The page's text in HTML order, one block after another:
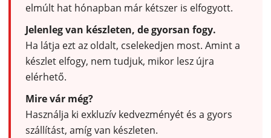
elmúlt hat hónapban már kétszer is elfogyott.
Jelenleg van készleten, de gyorsan fogy.
Ha látja ezt az oldalt, cselekedjen most. Amint a
készlet elfogy, nem tudjuk, mikor lesz újra
elérhető.
Mire vár még?
Használja ki exkluzív kedvezményét és a gyors
szállítást, amíg van készleten.